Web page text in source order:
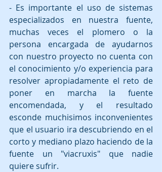
- Es importante el uso de sistemas
especializados en nuestra fuente,
muchas veces el plomero o la
persona encargada de ayudarnos
con nuestro proyecto no cuenta con
el conocimiento y/o experiencia para
resolver apropiadamente el reto de
poner en marcha la fuente
encomendada, y el resultado
esconde muchisimos inconvenientes
que el usuario ira descubriendo en el
corto y mediano plazo haciendo de la
fuente un "viacruxis" que nadie
quiere sufrir.